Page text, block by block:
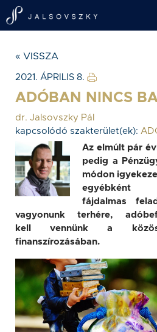
« VISSZA
2021. ÁPRILIS 8.
ADÓBAN NINCS
dr. Jalsovszky Pál
kapcsolódó szakterület(ek):
Az elmúlt pár
pedig a
módon
egyébként
fájdalmas
vagyonunk terhére,
kell vennünk a
finanszírozásában.